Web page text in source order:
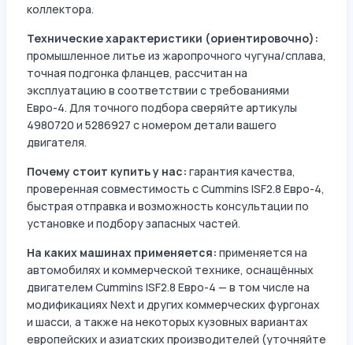
коллектора.
Технические характеристики (ориентировочно):
промышленное литье из жаропрочного чугуна/сплава,
точная подгонка фланцев, рассчитан на
эксплуатацию в соответствии с требованиями
Евро-4. Для точного подбора сверяйте артикулы
4980720 и 5286927 с номером детали вашего
двигателя.
Почему стоит купить у нас: гарантия качества,
проверенная совместимость с Cummins ISF2.8 Евро-4,
быстрая отправка и возможность консультации по
установке и подбору запасных частей.
На каких машинах применяется: применяется на
автомобилях и коммерческой технике, оснащённых
двигателем Cummins ISF2.8 Евро-4 — в том числе на
модификациях Next и других коммерческих фургонах
и шасси, а также на некоторых кузовных вариантах
европейских и азиатских производителей (уточняйте